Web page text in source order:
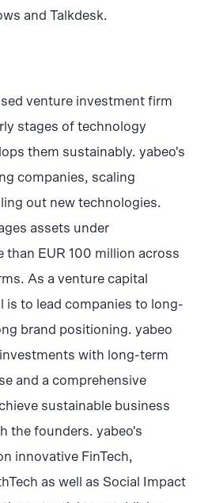
and Talkdesk.
venture investment firm
stages of technology
them sustainably. yabeo's
companies, scaling
out new technologies.
assets under
than EUR 100 million across
As a venture capital
is to lead companies to long-
brand positioning. yabeo
with long-term
and a comprehensive
sustainable business
the founders. yabeo's
innovative FinTech,
as well as Social Impact